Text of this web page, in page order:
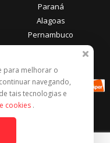
Paraná
Alagoas
Pernambuco
de Pagamento
para melhorar o
navegando,
tais tecnologias e
cookies .